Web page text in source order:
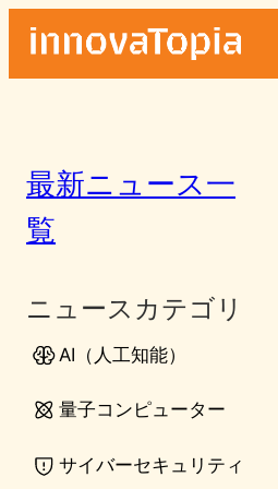
最新ニュース一
覧
ニュースカテゴリ
AI（人工知能）
量子コンピューター
サイバーセキュリティ